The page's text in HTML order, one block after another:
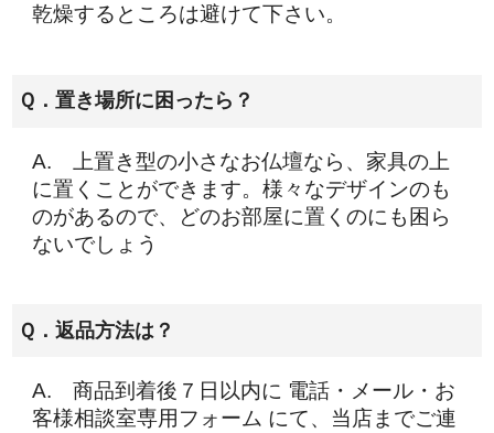
乾燥するところは避けて下さい。
Ｑ．置き場所に困ったら？
A. 上置き型の小さなお仏壇なら、家具の上
に置くことができます。様々なデザインのも
のがあるので、どのお部屋に置くのにも困ら
ないでしょう
Ｑ．返品方法は？
A. 商品到着後７日以内に 電話・メール・お
客様相談室専用フォーム にて、当店までご連